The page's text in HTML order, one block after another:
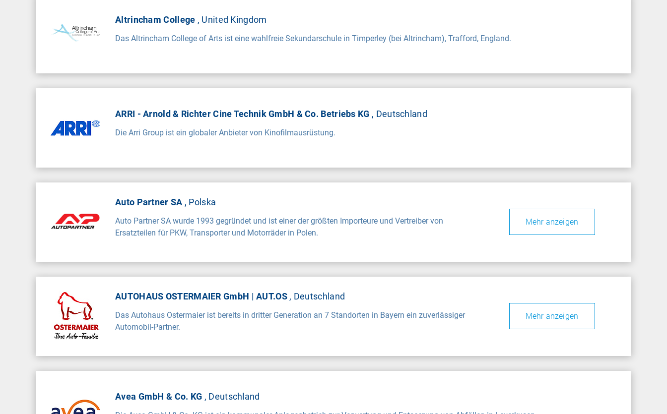
Altrincham College , United Kingdom
Das Altrincham College of Arts ist eine wahlfreie Sekundarschule in Timperley (bei Altrincham), Trafford, England.
ARRI - Arnold & Richter Cine Technik GmbH & Co. Betriebs KG , Deutschland
Die Arri Group ist ein globaler Anbieter von Kinofilmausrüstung.
Auto Partner SA , Polska
Auto Partner SA wurde 1993 gegründet und ist einer der größten Importeure und Vertreiber von
Ersatzteilen für PKW, Transporter und Motorräder in Polen.
Mehr anzeigen
AUTOHAUS OSTERMAIER GmbH | AUT.OS , Deutschland
Das Autohaus Ostermaier ist bereits in dritter Generation an 7 Standorten in Bayern ein zuverlässiger
Automobil-Partner.
Mehr anzeigen
Avea GmbH & Co. KG , Deutschland